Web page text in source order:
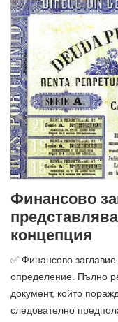
Финансово
концепция
✅ Финансово
определение. Пълно
документ, който
следователно